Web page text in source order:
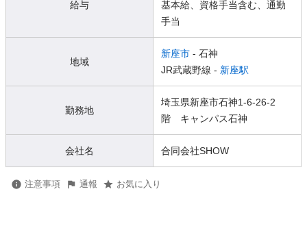
給与
基本給、資格手当含む、通勤
手当
地域
新座市 - 石神
JR武蔵野線 - 新座駅
勤務地
埼玉県新座市石神1-6-26-2
階 キャンパス石神
会社名 合同会社SHOW
注意事項 通報 お気に入り